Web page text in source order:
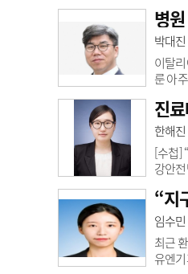
포토뉴스
메디 Hospital
인포메이션
학회·연수강좌
고객센터
병
박대
이탈
룬 아
고사
만 수
무화
진
한해
[수첩]
강안
우려
보면
상급
“지
임수
최근
유엔